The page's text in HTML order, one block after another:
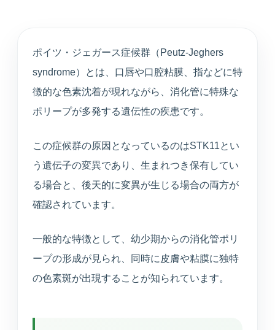
す。
アンチエイジング
プラセンタや点滴療法など、健やかな加齢対策を支
えます。
企業健診や特定健診など、各種健診に対応します。
予防接種
けます。
連携医療機関
ポイツ・ジェガース症候群（Peutz-Jeghers
syndrome）とは、口唇や口腔粘膜、指などに特
徴的な色素沈着が現れながら、消化管に特殊な
ポリープが多発する遺伝性の疾患です。
この症候群の原因となっているのはSTK11とい
う遺伝子の変異であり、生まれつき保有してい
る場合と、後天的に変異が生じる場合の両方が
確認されています。
一般的な特徴として、幼少期からの消化管ポリ
ープの形成が見られ、同時に皮膚や粘膜に独特
の色素斑が出現することが知られています。